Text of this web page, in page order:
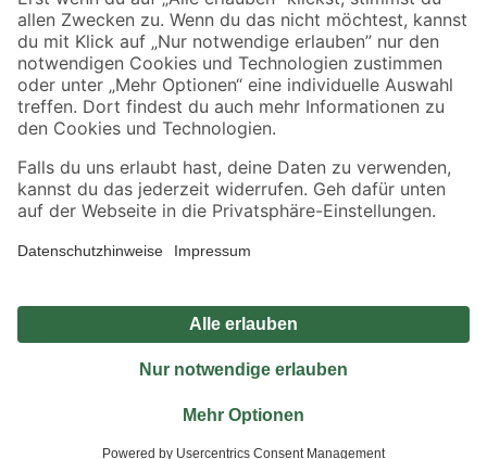
Jetzt die toom-App herunterladen
Alle Preisangaben in EUR inkl. gesetzl. MwSt.. Die dargestellten Angebote sind unter
Umständen nicht in allen Märkten verfügbar. Die angegebenen Verfügbarkeiten beziehen
Produkte nur solange der Vorrat reicht.
*Paketversand ab 59 € versandkostenfrei, gilt nicht für Artikel mit Speditionsversand, hier
Privatsphäre Impressum
Nutzungsbedingungen
Widerrufsrecht
Vertrag widerrufen
© 2026 toom Baumarkt GmbH